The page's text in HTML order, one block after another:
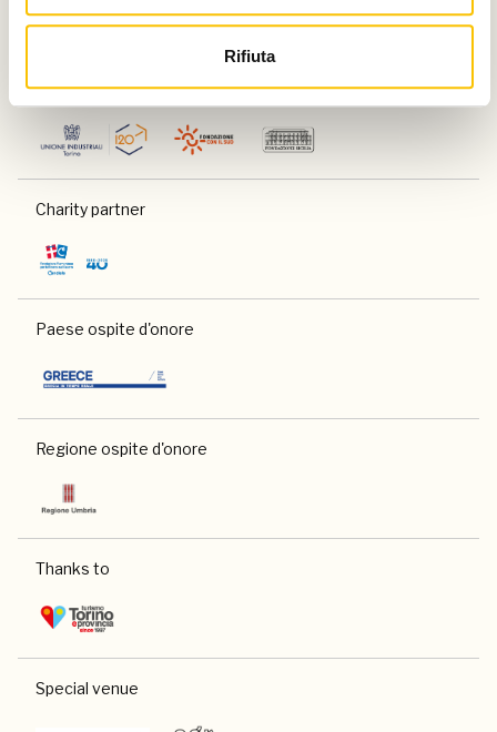
Rifiuta
Con il contributo di
Charity partner
Paese ospite d'onore
Regione ospite d'onore
Thanks to
Special venue